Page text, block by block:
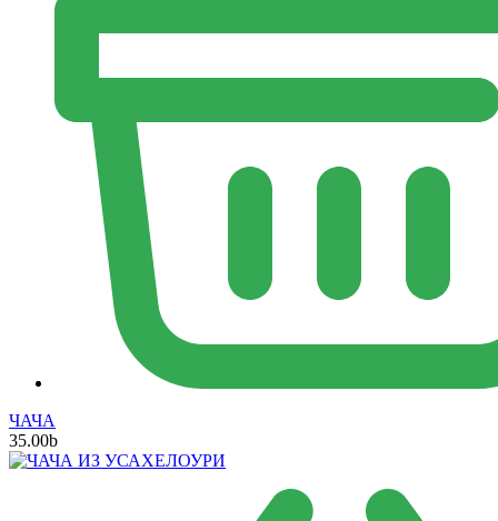
ЧАЧА
35.00b